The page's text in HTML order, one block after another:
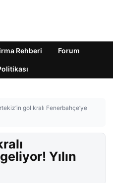
Rehberi Forum
gol kralı Fenerbahçe’ye
Yılın